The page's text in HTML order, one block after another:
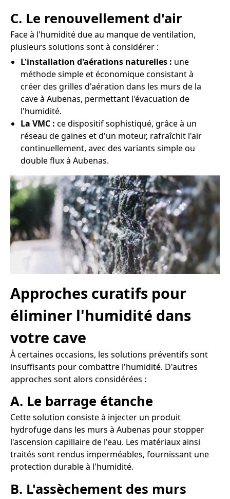
C. Le renouvellement d'air
Face à l'humidité due au manque de ventilation,
plusieurs solutions sont à considérer :
L'installation d'aérations naturelles : une
méthode simple et économique consistant à
créer des grilles d'aération dans les murs de la
cave à Aubenas, permettant l'évacuation de
l'humidité.
La VMC : ce dispositif sophistiqué, grâce à un
réseau de gaines et d'un moteur, rafraîchit l'air
continuellement, avec des variants simple ou
double flux à Aubenas.
Approches curatifs pour
éliminer l'humidité dans
votre cave
À certaines occasions, les solutions préventifs sont
insuffisants pour combattre l'humidité. D'autres
approches sont alors considérées :
A. Le barrage étanche
Cette solution consiste à injecter un produit
hydrofuge dans les murs à Aubenas pour stopper
l'ascension capillaire de l'eau. Les matériaux ainsi
traités sont rendus imperméables, fournissant une
protection durable à l'humidité.
B. L'assèchement des murs